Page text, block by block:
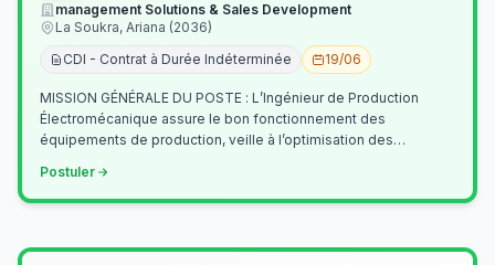
management Solutions & Sales Development
La Soukra, Ariana (2036)
CDI - Contrat à Durée Indéterminée
19/06
MISSION GÉNÉRALE DU POSTE : L’Ingénieur de Production
Électromécanique assure le bon fonctionnement des
équipements de production, veille à l’optimisation des
Postuler